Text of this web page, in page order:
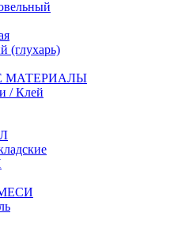
(глухарь)
МАТЕРИАЛЫ
/ Клей